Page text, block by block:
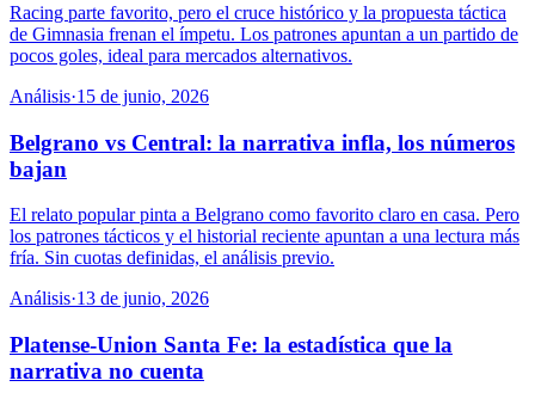
Racing parte favorito, pero el cruce histórico y la propuesta táctica
de Gimnasia frenan el ímpetu. Los patrones apuntan a un partido de
pocos goles, ideal para mercados alternativos.
Análisis·15 de junio, 2026
Belgrano vs Central: la narrativa infla, los números
bajan
El relato popular pinta a Belgrano como favorito claro en casa. Pero
los patrones tácticos y el historial reciente apuntan a una lectura más
fría. Sin cuotas definidas, el análisis previo.
Análisis·13 de junio, 2026
Platense-Union Santa Fe: la estadística que la
narrativa no cuenta